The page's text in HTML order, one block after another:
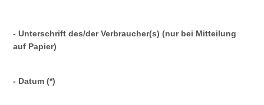
- Unterschrift des/der Verbraucher(s) (nur bei Mitteilung
auf Papier)
- Datum (*)